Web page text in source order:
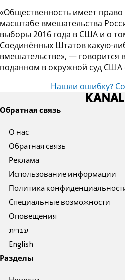
«Общественность имеет
масштабе вмешательства
выборы 2016 года в США и о
Соединённых Штатов какую-
вмешательстве», — говорится
поданном в окружной суд США
Нашли ошибку?
Обратная связь
О нас
Обратная связь
Реклама
Использование информации
Политика
Специальные возможности
Оповещения
עברית
English
Разделы